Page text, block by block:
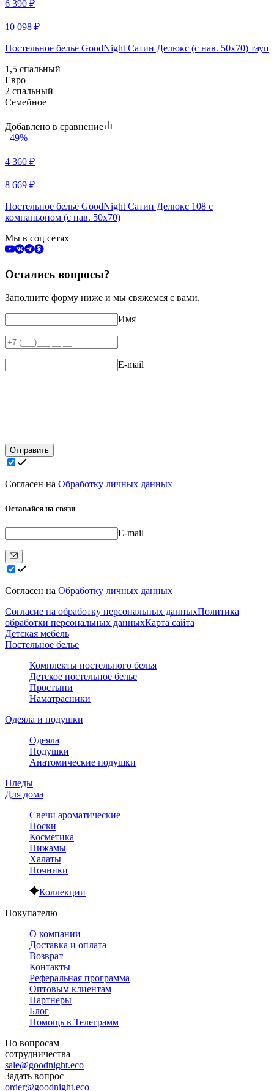
6 390 ₽
10 098 ₽
Постельное белье GoodNight Сатин Делюкс (с нав. 50х70) тауп
1,5 спальный
Евро
2 спальный
Семейное
Добавлено в сравнение
–49%
4 360 ₽
8 669 ₽
Постельное белье GoodNight Сатин Делюкс 108 с
компаньоном (с нав. 50х70)
Мы в соц сетях
Остались вопросы?
Заполните форму ниже и мы свяжемся с вами.
Имя
E-mail
Отправить
Согласен на Обработку личных данных
Оставайся на связи
E-mail
Согласен на Обработку личных данных
Согласие на обработку персональных данныхПолитика
обработки персональных данныхКарта сайта
Детская мебель
Постельное белье
Комплекты постельного белья
Детское постельное белье
Простыни
Наматрасники
Одеяла и подушки
Одеяла
Подушки
Анатомические подушки
Пледы
Для дома
Свечи ароматические
Носки
Косметика
Пижамы
Халаты
Ночники
Коллекции
Покупателю
О компании
Доставка и оплата
Возврат
Контакты
Реферальная программа
Оптовым клиентам
Партнеры
Блог
Помощь в Телеграмм
По вопросам
сотрудничества
sale@goodnight.eco
Задать вопрос
order@goodnight.eco